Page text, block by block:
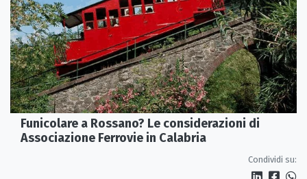
Funicolare a Rossano? Le considerazioni di
Associazione Ferrovie in Calabria
Condividi su: